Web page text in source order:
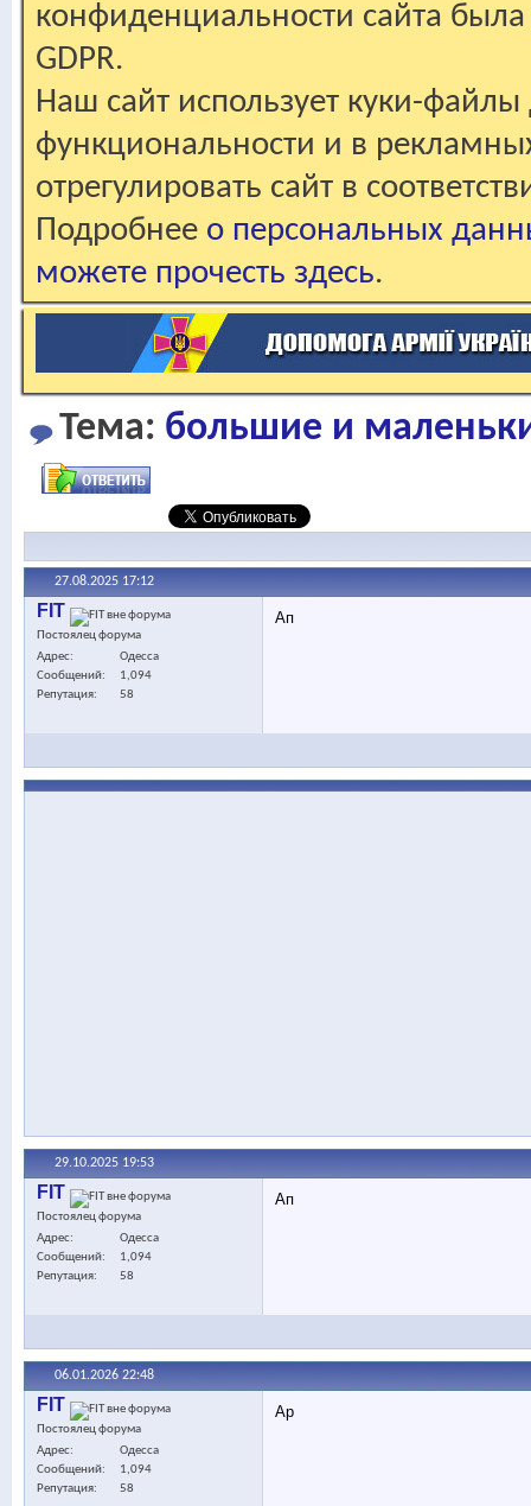
конфиденциальности сайта
GDPR.
Наш сайт использует куки-файлы
функциональности и в
отрегулировать сайт в
Подробнее о персональных
можете прочесть здесь.
Тема: большие и
27.08.2025 17:12
FIT
Постоялец форума
Адрес
Одесса
Сообщений
1,094
Репутация
58
Ап
29.10.2025 19:53
FIT
Постоялец форума
Адрес
Одесса
Сообщений
1,094
Репутация
58
Ап
06.01.2026 22:48
FIT
Постоялец форума
Адрес
Одесса
Сообщений
1,094
Репутация
58
Ap